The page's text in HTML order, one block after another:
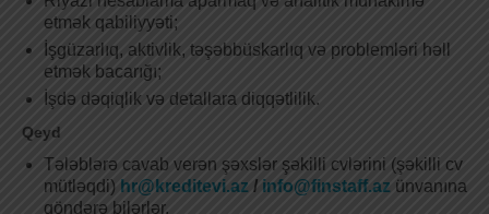
etmək qabiliyyəti;
İşgüzarlıq, aktivlik, təşəbbüskarlıq və problemləri həll
etmək bacarığı;
İşdə dəqiqlik və detallara diqqətlilik.
Qeyd
Tələblərə cavab verən şəxslər şəkilli cvlərini (şəkilli cv
mütləqdi) hr@kreditevi.az / info@finstaff.az ünvanına
göndərə bilərlər.